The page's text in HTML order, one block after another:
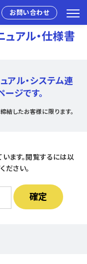
お問い合わせ
アル・仕様書
アル・システム連
ジです。
結したお客様に限ります。
ます。閲覧するには以
ださい。